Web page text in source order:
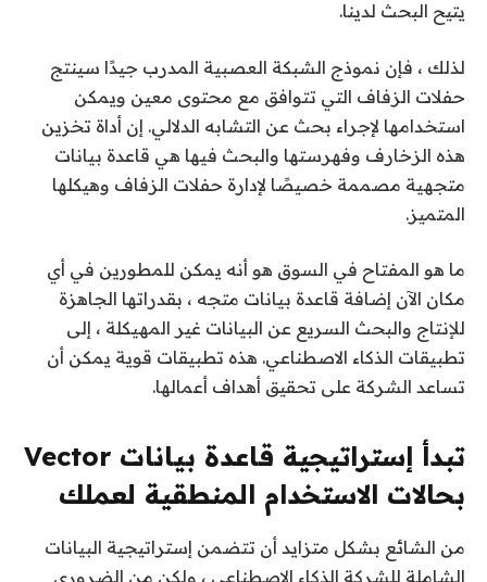
يتيح البحث لدينا.
لذلك ، فإن نموذج الشبكة العصبية المدرب جيدًا سينتج
حفلات الزفاف التي تتوافق مع محتوى معين ويمكن
استخدامها لإجراء بحث عن التشابه الدلالي. إن أداة تخزين
هذه الزخارف وفهرستها والبحث فيها هي قاعدة بيانات
متجهية مصممة خصيصًا لإدارة حفلات الزفاف وهيكلها
المتميز.
ما هو المفتاح في السوق هو أنه يمكن للمطورين في أي
مكان الآن إضافة قاعدة بيانات متجه ، بقدراتها الجاهزة
للإنتاج والبحث السريع عن البيانات غير المهيكلة ، إلى
تطبيقات الذكاء الاصطناعي. هذه تطبيقات قوية يمكن أن
تساعد الشركة على تحقيق أهداف أعمالها.
تبدأ إستراتيجية قاعدة بيانات Vector
بحالات الاستخدام المنطقية لعملك
من الشائع بشكل متزايد أن تتضمن إستراتيجية البيانات
الشاملة للشركة الذكاء الاصطناعي ، ولكن من الضروري